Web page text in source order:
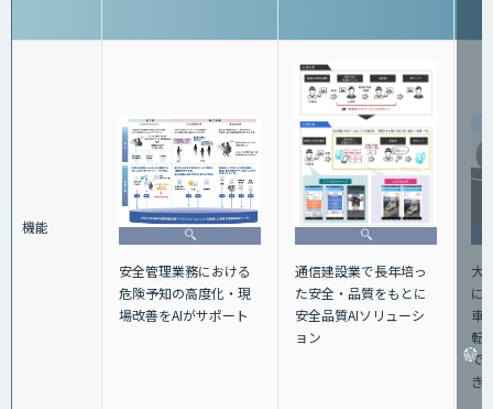
機能
安全管理業務における
危険予知の高度化・現
場改善をAIがサポート
通信建設業で長年培っ
た安全・品質をもとに
安全品質AIソリューシ
ョン
大
に
車
転
で
き